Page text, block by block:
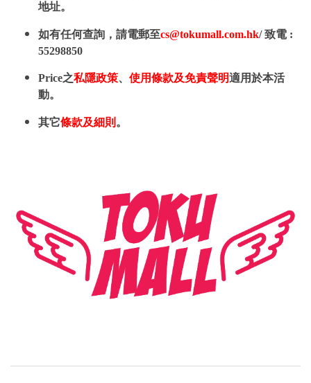
地址。
如有任何查詢，請電郵至cs@tokumall.com.hk/ 致電 :
55298850
Price之私隱政策、 使用條款及免責聲明適用於本活
動。
其它條款及細則 。